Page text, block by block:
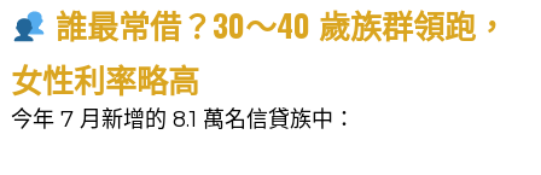
誰最常借？30～40 歲族群領跑，
女性利率略高
今年 7 月新增的 8.1 萬名信貸族中：